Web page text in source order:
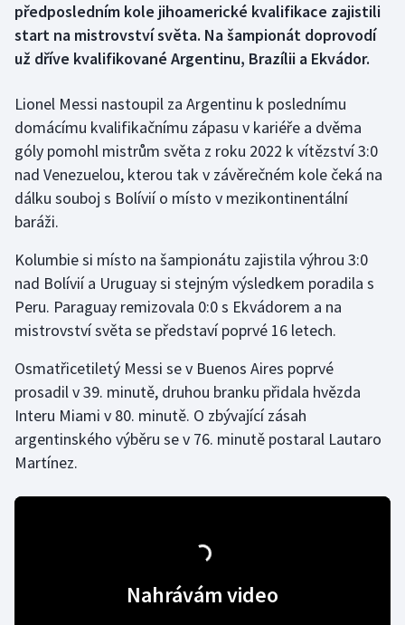
Curling
Florbal
Futsal
Golf
Házená
Jezdectví
Judo
Krasobruslení
Lezení
předposledním kole jihoamerické kvalifikace zajistili
start na mistrovství světa. Na šampionát doprovodí
už dříve kvalifikované Argentinu, Brazílii a Ekvádor.
Lionel Messi nastoupil za Argentinu k poslednímu
domácímu kvalifikačnímu zápasu v kariéře a dvěma
góly pomohl mistrům světa z roku 2022 k vítězství 3:0
nad Venezuelou, kterou tak v závěrečném kole čeká na
dálku souboj s Bolívií o místo v mezikontinentální
baráži.
Kolumbie si místo na šampionátu zajistila výhrou 3:0
nad Bolívií a Uruguay si stejným výsledkem poradila s
Peru. Paraguay remizovala 0:0 s Ekvádorem a na
mistrovství světa se představí poprvé 16 letech.
Osmatřicetiletý Messi se v Buenos Aires poprvé
prosadil v 39. minutě, druhou branku přidala hvězda
Interu Miami v 80. minutě. O zbývající zásah
argentinského výběru se v 76. minutě postaral Lautaro
Martínez.
Nahrávám video